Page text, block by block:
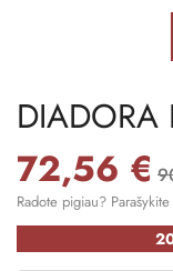
DIADORA
72,56 €
Radote pigiau?